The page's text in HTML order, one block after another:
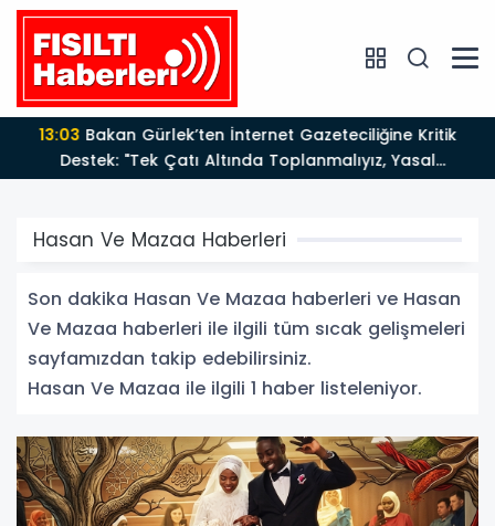
13:03
Destek: "Tek Çatı Altında Toplanmalıyız, Yasal
Düzenlemeye Hazırız"
Hasan Ve Mazaa Haberleri
Son dakika Hasan Ve Mazaa haberleri ve Hasan
Ve Mazaa haberleri ile ilgili tüm sıcak gelişmeleri
sayfamızdan takip edebilirsiniz.
Hasan Ve Mazaa ile ilgili 1 haber listeleniyor.